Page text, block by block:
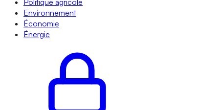
Politique agricole
Environnement
Économie
Énergie